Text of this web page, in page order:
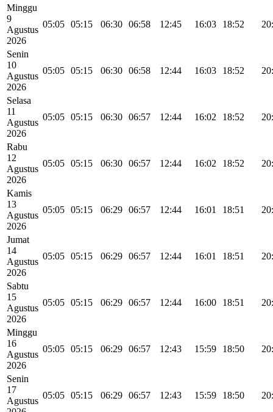
Minggu
9
Agustus
2026
05:05 05:15 06:30 06:58 12:45 16:03 18:52
Senin
10
Agustus
2026
05:05 05:15 06:30 06:58 12:44 16:03 18:52
Selasa
11
Agustus
2026
05:05 05:15 06:30 06:57 12:44 16:02 18:52
Rabu
12
Agustus
2026
05:05 05:15 06:30 06:57 12:44 16:02 18:52
Kamis
13
Agustus
2026
05:05 05:15 06:29 06:57 12:44 16:01 18:51
Jumat
14
Agustus
2026
05:05 05:15 06:29 06:57 12:44 16:01 18:51
Sabtu
15
Agustus
2026
05:05 05:15 06:29 06:57 12:44 16:00 18:51
Minggu
16
Agustus
2026
05:05 05:15 06:29 06:57 12:43 15:59 18:50
Senin
17
Agustus
05:05 05:15 06:29 06:57 12:43 15:59 18:50